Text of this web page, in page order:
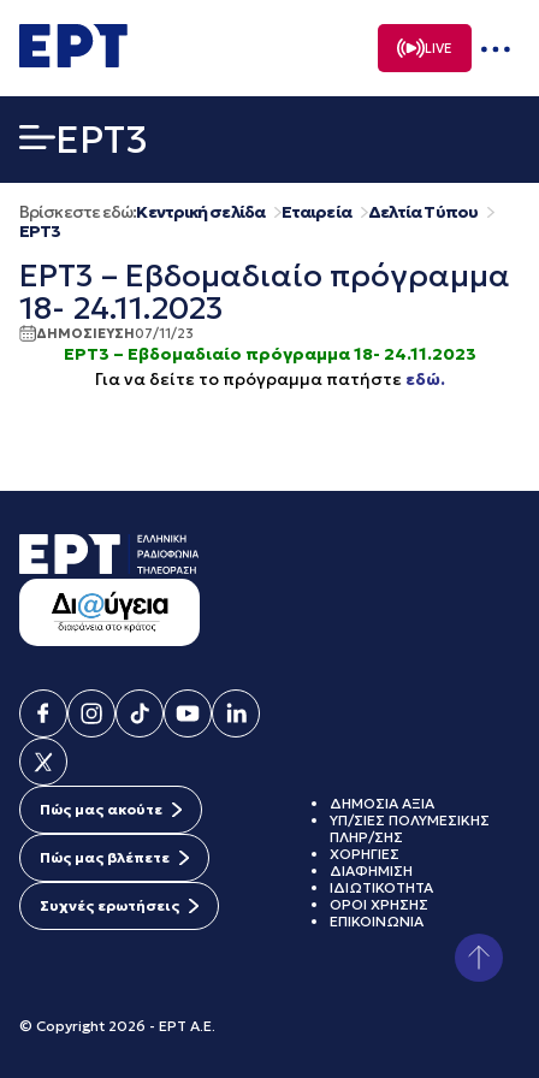
σε
περιεχόμενο
LIVE
EΡΤ3
Βρίσκεστε εδώ:Κεντρική σελίδα Εταιρεία
Δελτία Τύπου
EΡΤ3
ΕΡΤ3 – Εβδομαδιαίο πρόγραμμα
18- 24.11.2023
ΔΗΜΟΣΙΕΥΣΗ07/11/23
ΕΡΤ3 – Εβδομαδιαίο πρόγραμμα 18- 24.11.2023
Για να δείτε το πρόγραμμα πατήστε εδώ.
Πώς μας ακούτε
Πώς μας βλέπετε
Συχνές ερωτήσεις
© Copyright 2026 - ΕΡΤ Α.Ε.
ΔΗΜΟΣΙΑ ΑΞΙΑ
ΥΠ/ΣΙΕΣ ΠΟΛΥΜΕΣΙΚΗΣ
ΠΛΗΡ/ΣΗΣ
ΧΟΡΗΓΙΕΣ
ΔΙΑΦΗΜΙΣΗ
ΙΔΙΩΤΙΚΟΤΗΤΑ
ΟΡΟΙ ΧΡΗΣΗΣ
ΕΠΙΚΟΙΝΩΝΙΑ